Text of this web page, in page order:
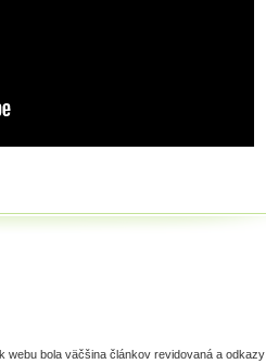
webu bola väčšina článkov revidovaná a odkazy